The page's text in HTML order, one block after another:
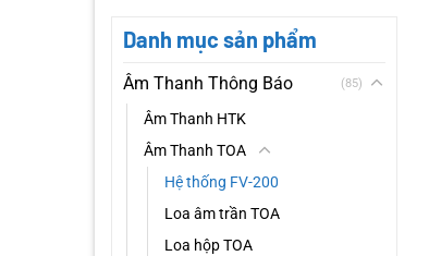
Danh mục sản phẩm
Âm Thanh Thông Báo (85)
Âm Thanh HTK
Âm Thanh TOA
Hệ thống FV-200
Loa âm trần TOA
Loa hộp TOA